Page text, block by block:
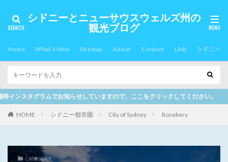
シドニーとニューサウスウェルズ州の
観光ブログ
Home What’s New Sitemap About Contact Link シドニー
すので、ここをクリックしてください。
HOME シドニー都市圏 City of Sydney Rosebery
CATEGORY